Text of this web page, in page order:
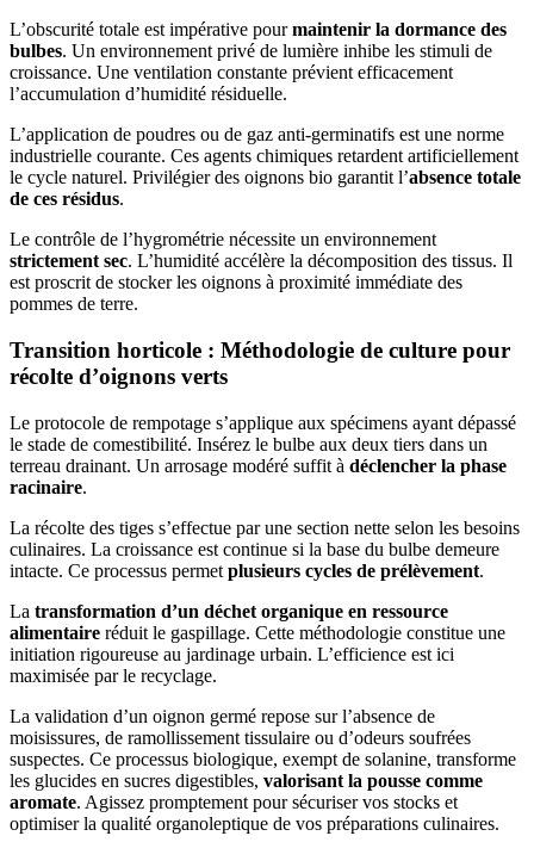
L’obscurité totale est impérative pourmaintenir la dormance des
bulbes. Un environnement privé de lumière inhibe les stimuli de
croissance. Une ventilation constante prévient efficacement
l’accumulation d’humidité résiduelle.
L’application de poudres ou de gaz anti-germinatifs est une norme
industrielle courante. Ces agents chimiques retardent artificiellement
le cycle naturel. Privilégier des oignons bio garantit l’absence totale
de ces résidus.
Le contrôle de l’hygrométrie nécessite un environnement
strictement sec. L’humidité accélère la décomposition des tissus. Il
est proscrit de stocker les oignons à proximité immédiate des
pommes de terre.
Transition horticole : Méthodologie de culture pour
récolte d’oignons verts
Le protocole de rempotage s’applique aux spécimens ayant dépassé
le stade de comestibilité. Insérez le bulbe aux deux tiers dans un
terreau drainant. Un arrosage modéré suffit à déclencher la phase
racinaire.
La récolte des tiges s’effectue par une section nette selon les besoins
culinaires. La croissance est continue si la base du bulbe demeure
intacte. Ce processus permet plusieurs cycles de prélèvement.
La transformation d’un déchet organique en ressource
alimentaire réduit le gaspillage. Cette méthodologie constitue une
initiation rigoureuse au jardinage urbain. L’efficience est ici
maximisée par le recyclage.
La validation d’un oignon germé repose sur l’absence de
moisissures, de ramollissement tissulaire ou d’odeurs soufrées
suspectes. Ce processus biologique, exempt de solanine, transforme
les glucides en sucres digestibles, valorisant la pousse comme
aromate. Agissez promptement pour sécuriser vos stocks et
optimiser la qualité organoleptique de vos préparations culinaires.